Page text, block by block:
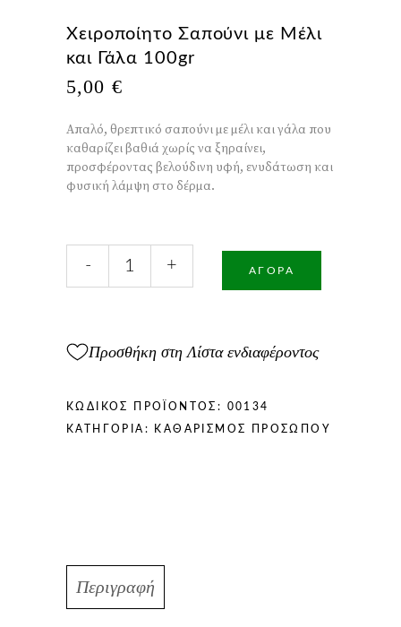
Χειροποίητο Σαπούνι με Μέλι
και Γάλα 100gr
5,00 €
Απαλό, θρεπτικό σαπούνι με μέλι και γάλα που
καθαρίζει βαθιά χωρίς να ξηραίνει,
προσφέροντας βελούδινη υφή, ενυδάτωση και
φυσική λάμψη στο δέρμα.
Σαπούνι
με
Γάλα
100gr
- + ΑΓΟΡΆ
Προσθήκη στη Λίστα ενδιαφέροντος
ΚΩΔΙΚΌΣ ΠΡΟΪΌΝΤΟΣ: 00134
ΚΑΤΗΓΟΡΊΑ: ΚΑΘΑΡΙΣΜΌΣ ΠΡΟΣΏΠΟΥ
Περιγραφή